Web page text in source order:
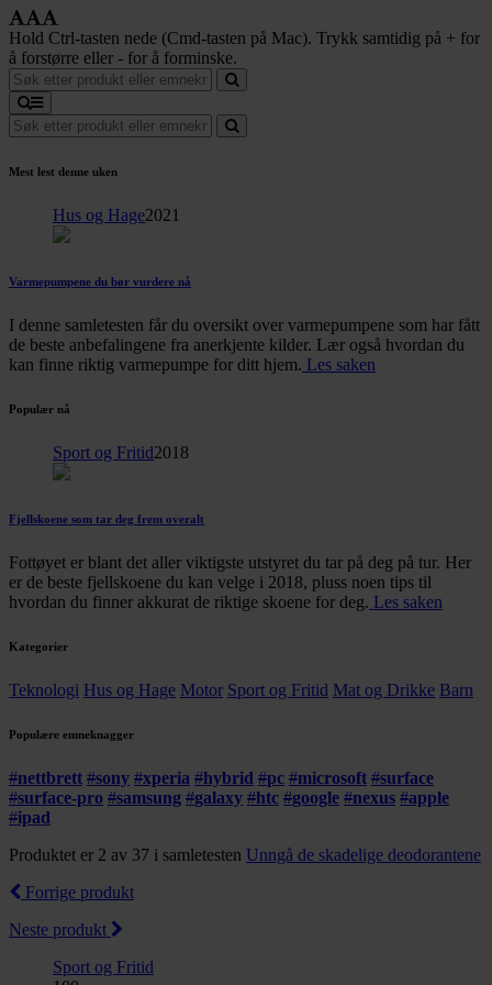
Hold Ctrl-tasten nede (Cmd-tasten på Mac). Trykk samtidig på + for
å forstørre eller - for å forminske.
Mest lest denne uken
Hus og Hage2021
Varmepumpene du bør vurdere nå
I denne samletesten får du oversikt over varmepumpene som har fått
de beste anbefalingene fra anerkjente kilder. Lær også hvordan du
kan finne riktig varmepumpe for ditt hjem. Les saken
Populær nå
Sport og Fritid2018
Fjellskoene som tar deg frem overalt
Fottøyet er blant det aller viktigste utstyret du tar på deg på tur. Her
er de beste fjellskoene du kan velge i 2018, pluss noen tips til
hvordan du finner akkurat de riktige skoene for deg. Les saken
Kategorier
Teknologi Hus og Hage Motor Sport og Fritid Mat og Drikke Barn
Populære emneknagger
#nettbrett #sony #xperia #hybrid #pc #microsoft #surface
#surface-pro #samsung #galaxy #htc #google #nexus #apple
#ipad
Produktet er 2 av 37 i samletesten Unngå de skadelige deodorantene
Forrige produkt
Neste produkt
Sport og Fritid